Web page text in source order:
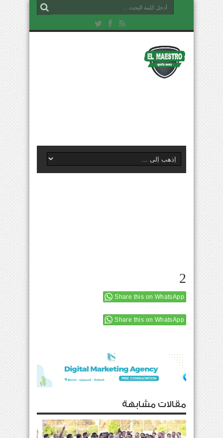
2
Share this on WhatsApp
Share this on WhatsApp
مقالات مشابهة